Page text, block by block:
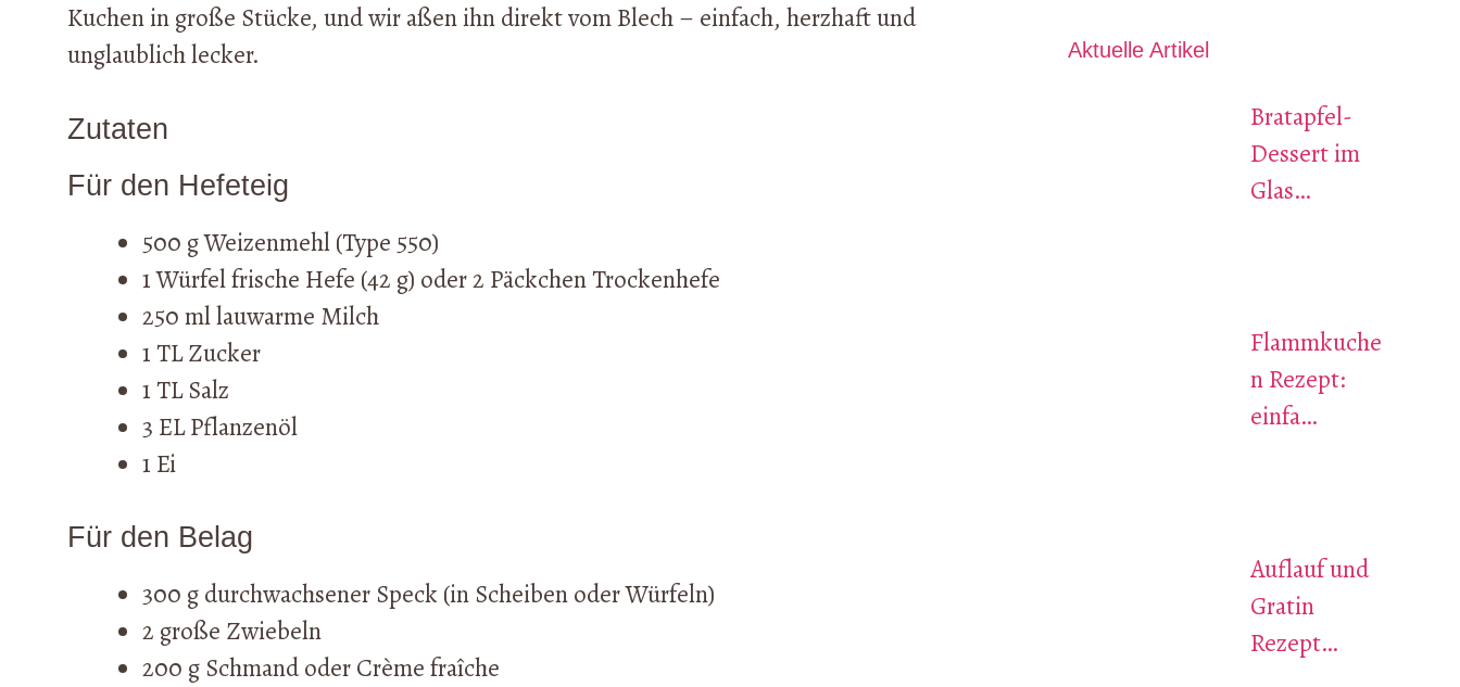
Kuchen in große Stücke, und wir aßen ihn direkt vom Blech – einfach, herzhaft und
unglaublich lecker.
Zutaten
Für den Hefeteig
500 g Weizenmehl (Type 550)
1 Würfel frische Hefe (42 g) oder 2 Päckchen Trockenhefe
250 ml lauwarme Milch
1 TL Zucker
1 TL Salz
3 EL Pflanzenöl
1 Ei
Für den Belag
300 g durchwachsener Speck (in Scheiben oder Würfeln)
2 große Zwiebeln
200 g Schmand oder Crème fraîche
Aktuelle Artikel
Bratapfel-
Dessert im
Glas…
Flammkuche
n Rezept:
einfa…
Auflauf und
Gratin
Rezept…